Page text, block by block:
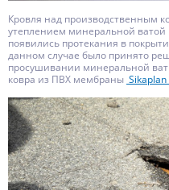
Кровля над производственным
утеплением минеральной
появились протекания в
данном случае было принято
просушивании минеральной
ковра из ПВХ мембраны Sikaplan